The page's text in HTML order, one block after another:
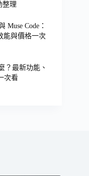
整理
Muse Code：
能與價格一次
？最新功能、
次看